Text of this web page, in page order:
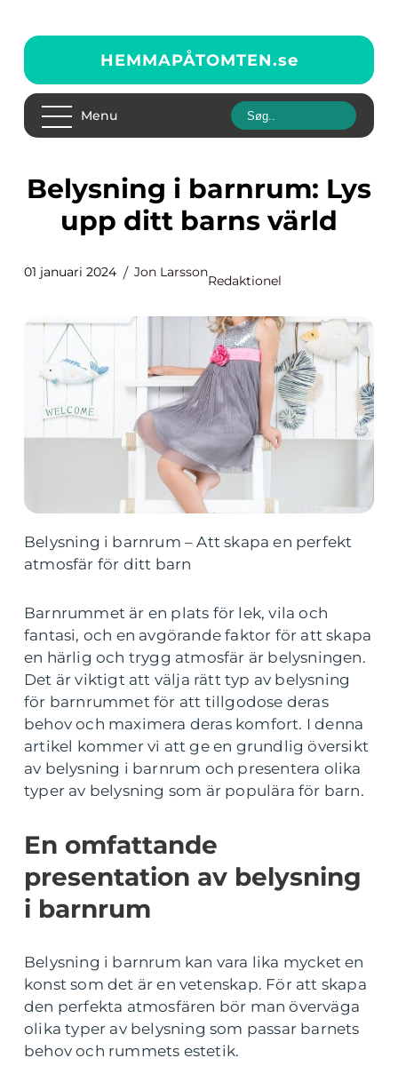
HEMMAPÅTOMTEN.se
Menu
Belysning i barnrum: Lys
upp ditt barns värld
01 januari 2024 Jon Larsson
Redaktionel
Belysning i barnrum – Att skapa en perfekt
atmosfär för ditt barn
Barnrummet är en plats för lek, vila och
fantasi, och en avgörande faktor för att skapa
en härlig och trygg atmosfär är belysningen.
Det är viktigt att välja rätt typ av belysning
för barnrummet för att tillgodose deras
behov och maximera deras komfort. I denna
artikel kommer vi att ge en grundlig översikt
av belysning i barnrum och presentera olika
typer av belysning som är populära för barn.
En omfattande
presentation av belysning
i barnrum
Belysning i barnrum kan vara lika mycket en
konst som det är en vetenskap. För att skapa
den perfekta atmosfären bör man överväga
olika typer av belysning som passar barnets
behov och rummets estetik.